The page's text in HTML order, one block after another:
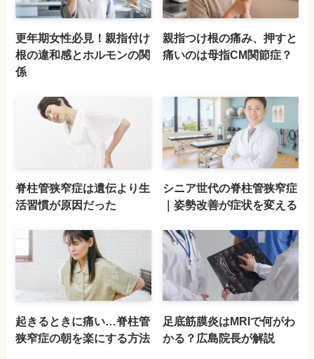
更年期女性必見！親指付け
根の違和感とホルモンの関
係
親指つけ根の痛み、押すと
痛いのは母指CM関節症？
脊柱管狭窄症は遺伝より生
活習慣が原因だった
シニア世代の脊柱管狭窄症
｜姿勢改善が症状を変える
起きるときに痛い…脊柱管
狭窄症の朝を楽にする方法
足底筋膜炎はMRIで何がわ
かる？広島院長が解説